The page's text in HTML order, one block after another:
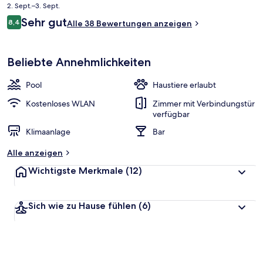
Preis
beträgt
131 €.
2. Sept.–3. Sept.
Bewertungen
8,48,4 von 10.
Sehr gutAlle 38 Bewertungen anzeigen
Beliebte Annehmlichkeiten
Pool
Haustiere erlaubt
Kostenloses WLAN
Zimmer mit Verbindungstür
verfügbar
Klimaanlage
Bar
Alle anzeigen
Wichtigste Merkmale (12)
Sich wie zu Hause fühlen (6)